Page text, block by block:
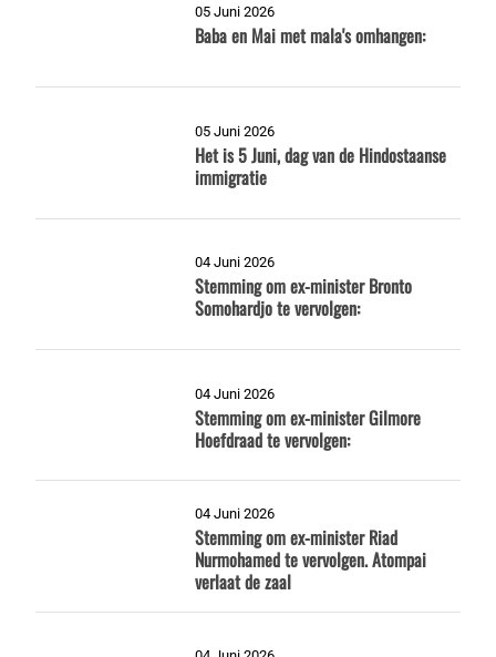
05 Juni 2026
Baba en Mai met mala's omhangen:
05 Juni 2026
Het is 5 Juni, dag van de Hindostaanse
immigratie
04 Juni 2026
Stemming om ex-minister Bronto
Somohardjo te vervolgen:
04 Juni 2026
Stemming om ex-minister Gilmore
Hoefdraad te vervolgen:
04 Juni 2026
Stemming om ex-minister Riad
Nurmohamed te vervolgen. Atompai
verlaat de zaal